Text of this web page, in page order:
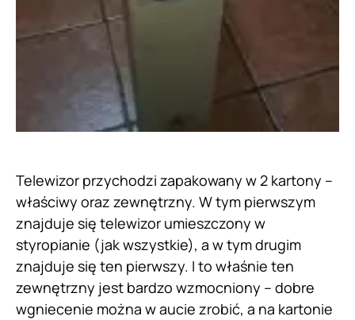
Telewizor przychodzi zapakowany w 2 kartony –
właściwy oraz zewnętrzny. W tym pierwszym
znajduje się telewizor umieszczony w
styropianie (jak wszystkie), a w tym drugim
znajduje się ten pierwszy. I to właśnie ten
zewnętrzny jest bardzo wzmocniony – dobre
wgniecenie można w aucie zrobić, a na kartonie